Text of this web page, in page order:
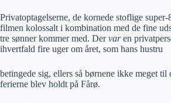
Privatoptagelserne, de kornede stoflige
filmen kolossalt i kombination med de fine
tre sønner kommer med. Dervaren
ihvertfald fire uger om året, som hans hustru
betingede sig, ellers så børnene ikke meget til
ferierne blev holdt på Fårø.